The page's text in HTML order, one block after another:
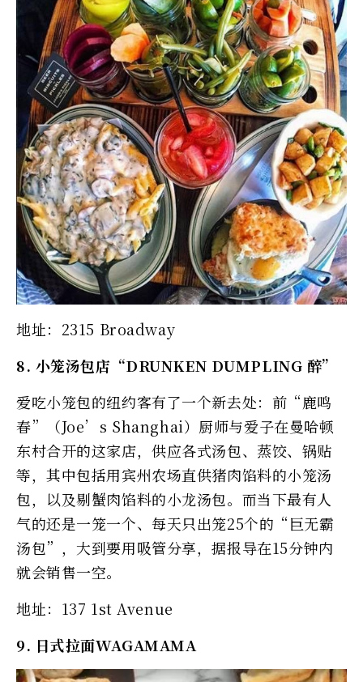
地址：2315 Broadway
8. 小笼汤包店“DRUNKEN DUMPLING 醉”
爱吃小笼包的纽约客有了一个新去处：前“鹿鸣
春”（Joe’s Shanghai）厨师与爱子在曼哈顿
东村合开的这家店，供应各式汤包、蒸饺、锅贴
等，其中包括用宾州农场直供猪肉馅料的小笼汤
包，以及剔蟹肉馅料的小龙汤包。而当下最有人
气的还是一笼一个、每天只出笼25个的“巨无霸
汤包”，大到要用吸管分享，据报导在15分钟内
就会销售一空。
地址：137 1st Avenue
9. 日式拉面WAGAMAMA